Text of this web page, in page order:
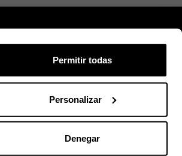
Permitir todas
Personalizar
Denegar
Ayuda Contacto
en Instagram
La EHU en Youtube
La EHU en VimeoLa EHU en Flickr